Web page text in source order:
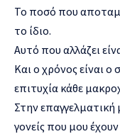
Το ποσό που
το ίδιο.
Αυτό που αλλάζει
Και ο χρόνος είναι
επιτυχία κάθε
Στην
γονείς που μου